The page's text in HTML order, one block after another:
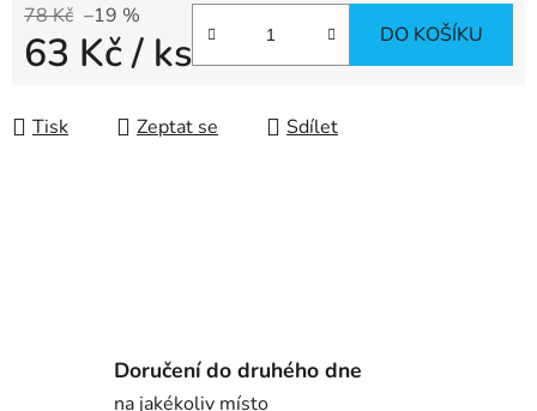
78 Kč –19 %
63 Kč/ ks DO KOŠÍKU
Tisk Zeptat se Sdílet
Doručení do druhého dne
na jakékoliv místo